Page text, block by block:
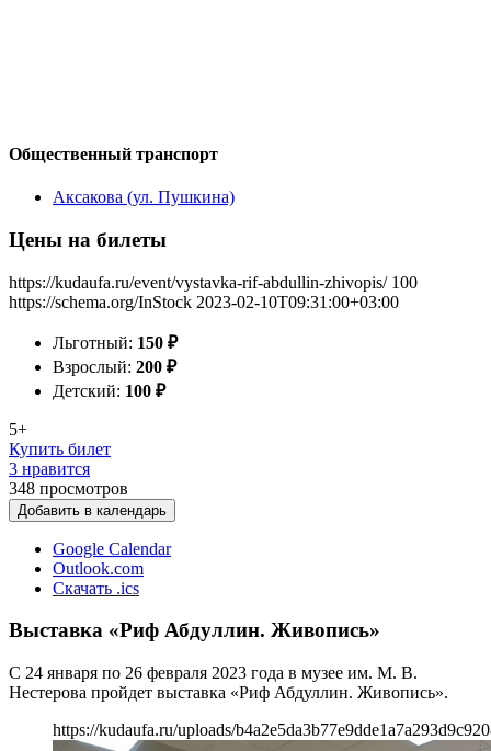
Общественный транспорт
Аксакова (ул. Пушкина)
Цены на билеты
https://kudaufa.ru/event/vystavka-rif-abdullin-zhivopis/ 100
https://schema.org/InStock 2023-02-10T09:31:00+03:00
Льготный: 150 ₽
Взрослый: 200 ₽
Детский: 100 ₽
5+
Купить билет
3 нравится
348 просмотров
Добавить в календарь
Google Calendar
Outlook.com
Скачать .ics
Выставка «Риф Абдуллин. Живопись»
С 24 января по 26 февраля 2023 года в музее им. М. В.
Нестерова пройдет выставка «Риф Абдуллин. Живопись».
https://kudaufa.ru/uploads/